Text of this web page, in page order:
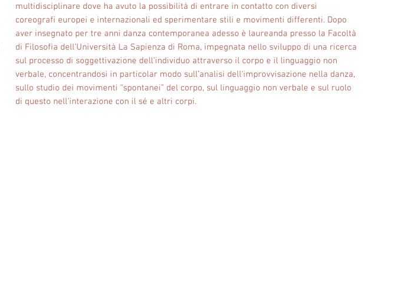
multidisciplinare dove ha avuto la possibilità di entrare in contatto con diversi
coreografi europei e internazionali ed sperimentare stili e movimenti differenti. Dopo
aver insegnato per tre anni danza contemporanea adesso è laureanda presso la Facoltà
di Filosofia dell’Università La Sapienza di Roma, impegnata nello sviluppo di una ricerca
sul processo di soggettivazione dell’individuo attraverso il corpo e il linguaggio non
verbale, concentrandosi in particolar modo sull’analisi dell'improvvisazione nella danza,
sullo studio dei movimenti “spontanei” del corpo, sul linguaggio non verbale e sul ruolo
di questo nell’interazione con il sé e altri corpi.